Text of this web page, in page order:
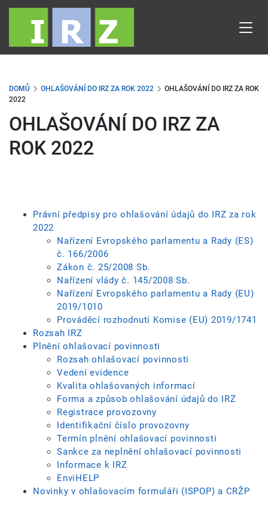
Přejít
obsahu
DOMŮ OHLAŠOVÁNÍ DO IRZ ZA ROK 2022
OHLAŠOVÁNÍ DO IRZ ZA ROK
2022
OHLAŠOVÁNÍ DO IRZ ZA
ROK 2022
Právní předpisy pro ohlašování údajů do IRZ za rok
2022
Nařízení Evropského parlamentu a Rady (ES)
č. 166/2006
Zákon č. 25/2008 Sb.
Nařízení vlády č. 145/2008 Sb.
Nařízení Evropského parlamentu a Rady (EU)
2019/1010
Prováděcí rozhodnutí Komise (EU) 2019/1741
Rozsah IRZ
Plnění ohlašovací povinnosti
Rozsah ohlašovací povinnosti
Vedení evidence
Kvalita ohlašovaných informací
Forma a způsob ohlašování údajů do IRZ
Registrace provozovny
Identifikační číslo provozovny
Termín plnění ohlašovací povinnosti
Sankce za neplnění ohlašovací povinnosti
Informace k IRZ
EnviHELP
Novinky v ohlašovacím formuláři (ISPOP) a CRŽP